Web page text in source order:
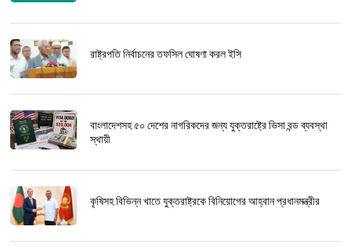
রাষ্ট্রপতি নির্বাচনের তফসিল ঘোষণা করল ইসি
বাংলাদেশসহ ৫০ দেশের নাগরিকদের জন্য যুক্তরাষ্ট্রে ভিসা বন্ড ব্যবস্থা
স্থায়ী
কৃষিসহ বিভিন্ন খাতে যুক্তরাষ্ট্রকে বিনিয়োগের আহ্বান প্রধানমন্ত্রীর